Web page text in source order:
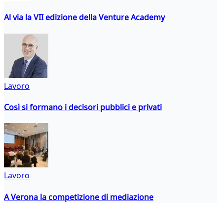
Al via la VII edizione della Venture Academy
Lavoro
Così si formano i decisori pubblici e privati
Lavoro
A Verona la competizione di mediazione